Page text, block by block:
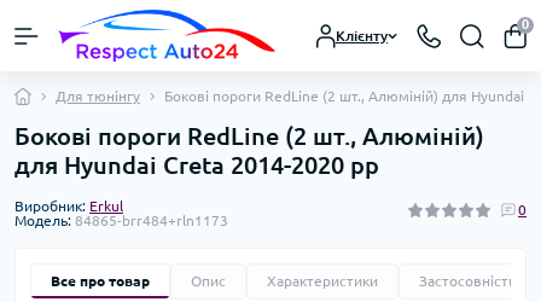
Клієнту
0
Для тюнінгу Бокові пороги RedLine (2 шт., Алюміній) для Hyundai
Бокові пороги RedLine (2 шт., Алюміній)
для Hyundai Creta 2014-2020 рр
Виробник: Erkul
Модель: 84865-brr484+rln1173
0
Все про товар Опис Характеристики Застосовність